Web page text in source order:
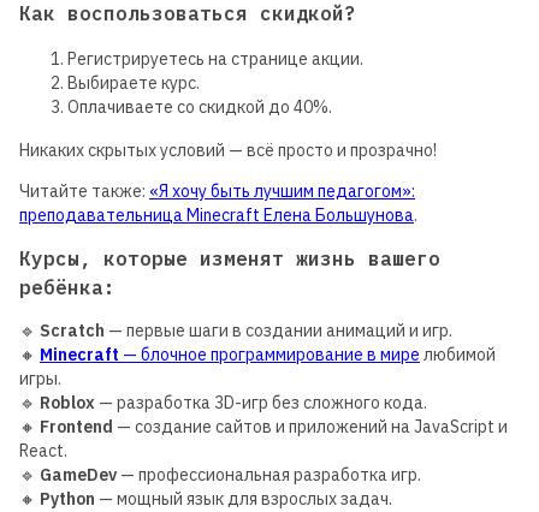
Как воспользоваться скидкой?
Регистрируетесь на странице акции.
Выбираете курс.
Оплачиваете со скидкой до 40%.
Никаких скрытых условий — всё просто и прозрачно!
Читайте также: «Я хочу быть лучшим педагогом»:
преподавательница Minecraft Елена Большунова.
Курсы, которые изменят жизнь вашего
ребёнка:
🔹 Scratch — первые шаги в создании анимаций и игр.
🔸 Minecraft — блочное программирование в мире любимой
игры.
🔹 Roblox — разработка 3D-игр без сложного кода.
🔸 Frontend — создание сайтов и приложений на JavaScript и
React.
🔹 GameDev — профессиональная разработка игр.
🔸 Python — мощный язык для взрослых задач.